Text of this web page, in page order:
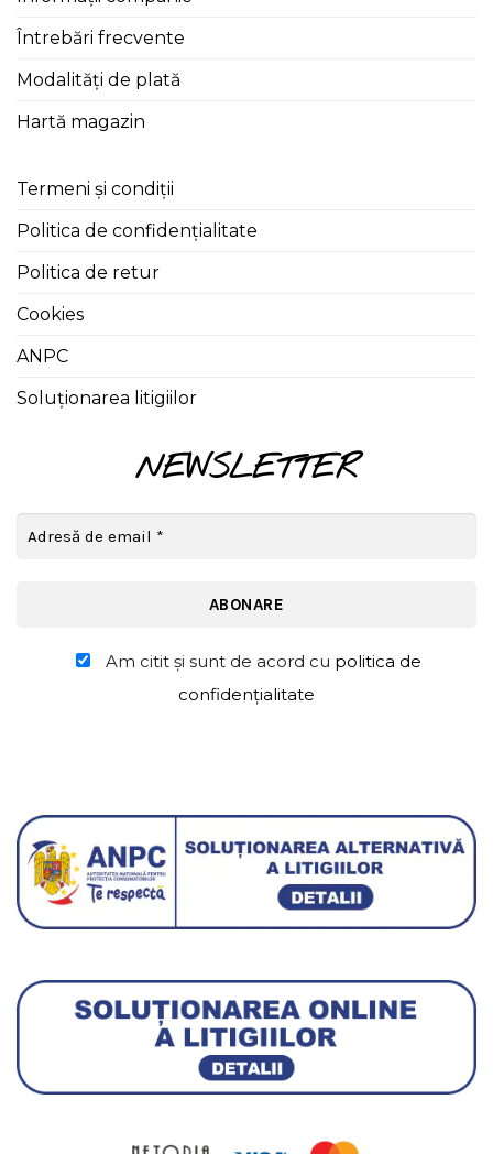
Întrebări frecvente
Modalități de plată
Hartă magazin
Termeni și condiții
Politica de confidențialitate
Politica de retur
Cookies
ANPC
Soluționarea litigiilor
NEWSLETTER
Am citit şi sunt de acord cu politica de
confidențialitate